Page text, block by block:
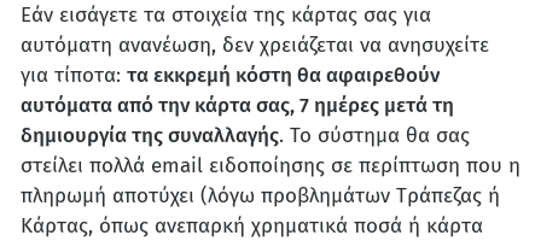
Εάν εισάγετε τα στοιχεία της κάρτας σας για
αυτόματη ανανέωση, δεν χρειάζεται να ανησυχείτε
για τίποτα: τα εκκρεμή κόστη θα αφαιρεθούν
αυτόματα από την κάρτα σας, 7 ημέρες μετά τη
δημιουργία της συναλλαγής. Το σύστημα θα σας
στείλει πολλά email ειδοποίησης σε περίπτωση που η
πληρωμή αποτύχει (λόγω προβλημάτων Τράπεζας ή
Κάρτας, όπως ανεπαρκή χρηματικά ποσά ή κάρτα